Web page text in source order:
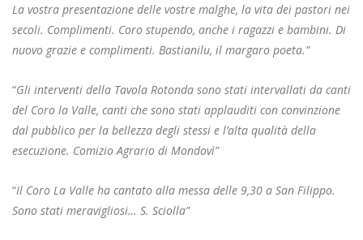
La vostra presentazione delle vostre malghe, la vita dei pastori nei
secoli. Complimenti. Coro stupendo, anche i ragazzi e bambini. Di
nuovo grazie e complimenti. Bastianilu, il margaro poeta.”
“Gli interventi della Tavola Rotonda sono stati intervallati da canti
del Coro la Valle, canti che sono stati applauditi con convinzione
dal pubblico per la bellezza degli stessi e l’alta qualità della
esecuzione. Comizio Agrario di Mondovì”
“Il Coro La Valle ha cantato alla messa delle 9,30 a San Filippo.
Sono stati meravigliosi… S. Sciolla”